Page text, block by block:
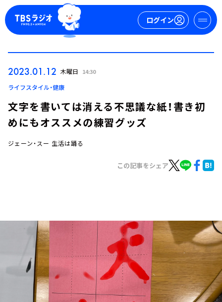
ログイン
ログイン
お知らせ
イベント・グッズ
YouTube
会社情報
2023.01.12 木曜日 14:30
ライフスタイル・健康
文字を書いては消える不思議な紙！書き初
めにもオススメの練習グッズ
ジェーン・スー 生活は踊る
この記事をシェア